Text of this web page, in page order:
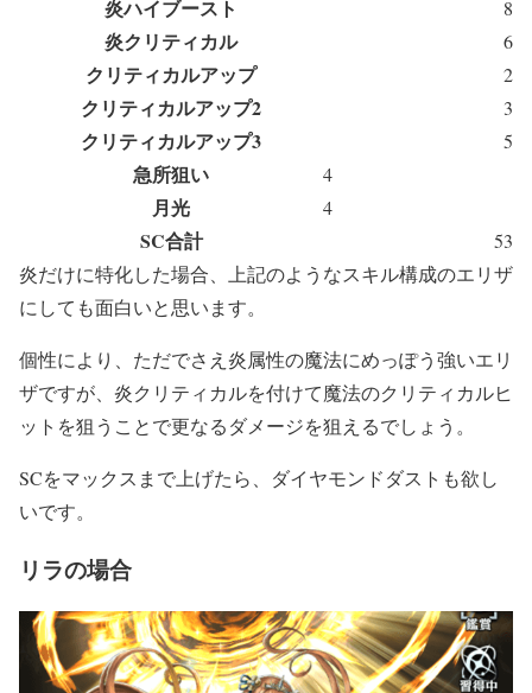
炎ハイブースト 8
炎クリティカル 6
クリティカルアップ 2
クリティカルアップ2 3
クリティカルアップ3 5
急所狙い 4
月光 4
SC合計
53
炎だけに特化した場合、上記のようなスキル構成のエリザ
にしても面白いと思います。
個性により、ただでさえ炎属性の魔法にめっぽう強いエリ
ザですが、炎クリティカルを付けて魔法のクリティカルヒ
ットを狙うことで更なるダメージを狙えるでしょう。
SCをマックスまで上げたら、ダイヤモンドダストも欲し
いです。
リラの場合